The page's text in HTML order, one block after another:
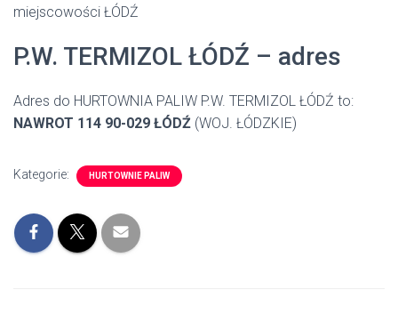
miejscowości ŁÓDŹ
P.W. TERMIZOL ŁÓDŹ – adres
Adres do HURTOWNIA PALIW P.W. TERMIZOL ŁÓDŹ to:
NAWROT 114 90-029 ŁÓDŹ (WOJ. ŁÓDZKIE)
Kategorie: HURTOWNIE PALIW